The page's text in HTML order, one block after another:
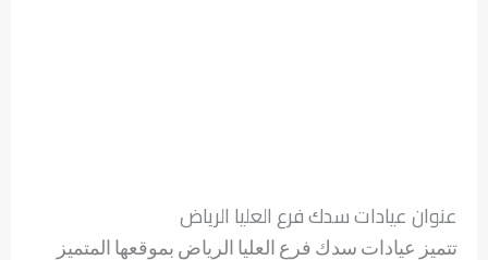
عنوان عيادات سدك فرع العليا الرياض
تتميز عيادات سدك فرع العليا الرياض بموقعها المتميز